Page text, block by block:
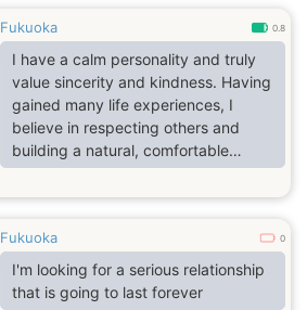
Fukuoka 0.8
I have a calm personality and truly
value sincerity and kindness. Having
gained many life experiences, I
believe in respecting others and
building a natural, comfortable
relationship without pressure.
Fukuoka 0
I'm looking for a serious relationship
that is going to last forever